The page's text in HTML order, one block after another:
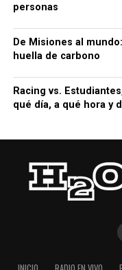
personas
De Misiones al
huella de carbono
Racing vs.
qué día, a qué hora y